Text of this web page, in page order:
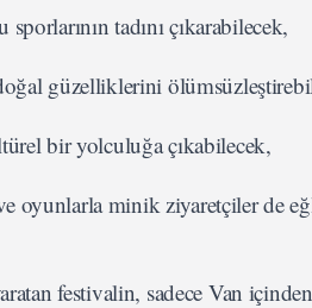
tadını çıkarabilecek,
güzelliklerini
bir yolculuğa çıkabilecek,
oyunlarla minik ziyaretçiler de
festivalin, sadece Van